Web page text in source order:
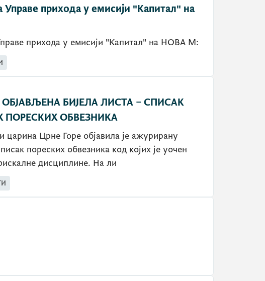
Управе прихода у емисији "Капитал" на
прихода у емисији "Капитал" на НОВА М:
БИЈЕЛА ЛИСТА – СПИСАК
ПОРЕСКИХ ОБВЕЗНИКА
царина Црне Горе објавила је ажурирану
пореских обвезника код којих је уочен
дисциплине. На ли